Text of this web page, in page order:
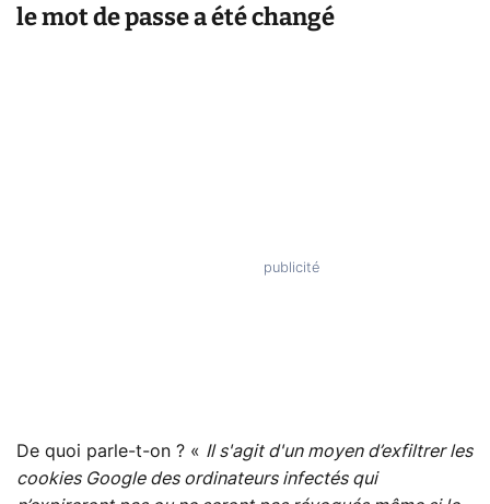
le mot de passe a été changé
De quoi parle-t-on ? « Il s'agit d'un moyen d’exfiltrer les
cookies Google des ordinateurs infectés qui